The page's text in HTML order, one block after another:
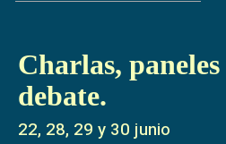
Charlas, paneles
debate.
22, 28, 29 y 30 junio